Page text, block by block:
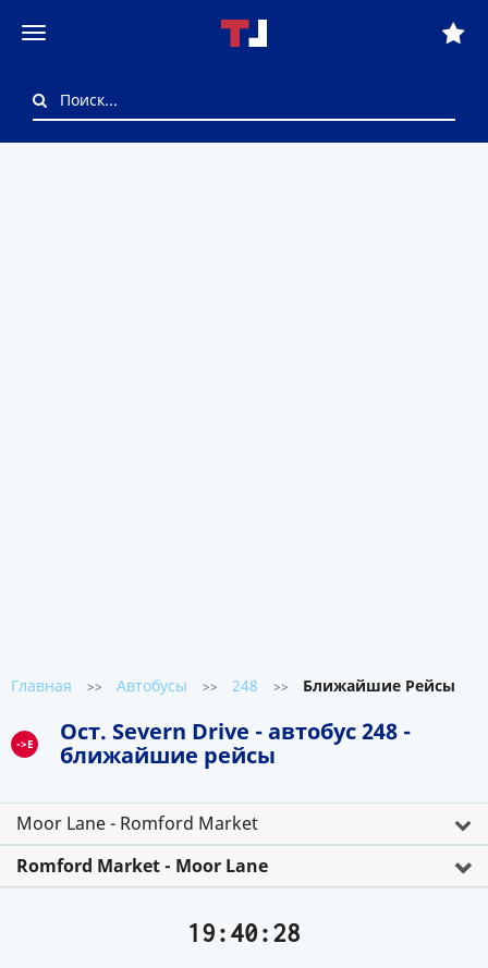
Главная >> Автобусы >> 248 >> Ближайшие Рейсы
->E
Ост. Severn Drive - автобус 248 -
ближайшие рейсы
Moor Lane - Romford Market
Romford Market - Moor Lane
19:40:28